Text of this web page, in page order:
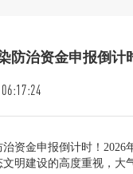
防治资金申报倒计
资金申报倒计时！
文明建设的高度重视，